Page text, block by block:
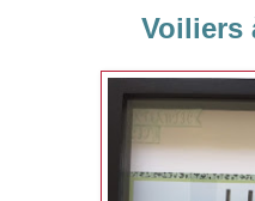
Voiliers